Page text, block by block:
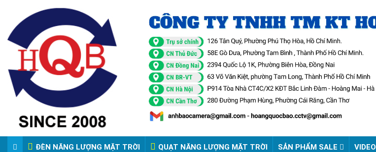
ĐÈN NĂNG LƯỢNG MẶT TRỜI QUẠT NĂNG LƯỢNG MẶT TRỜI SẢN PHẨM SALE VIDEO